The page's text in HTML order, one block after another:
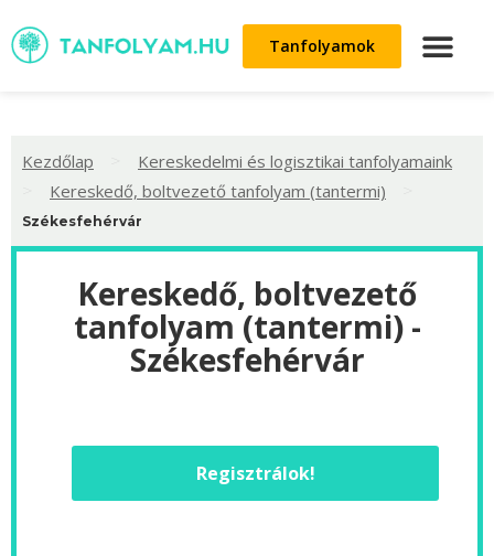
Tanfolyamok
Kezdőlap Kereskedelmi és logisztikai tanfolyamaink
Kereskedő, boltvezető tanfolyam (tantermi)
Székesfehérvár
Kereskedő, boltvezető
tanfolyam (tantermi) -
Székesfehérvár
Regisztrálok!